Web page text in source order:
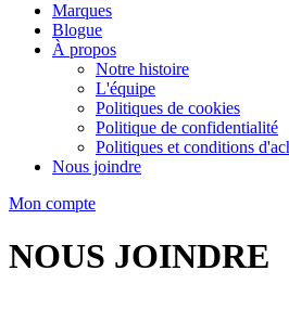
Marques
Blogue
À propos
Notre histoire
L'équipe
Politiques de cookies
Politique de confidentialité
Politiques et conditions
Nous joindre
Mon compte
NOUS JOINDRE